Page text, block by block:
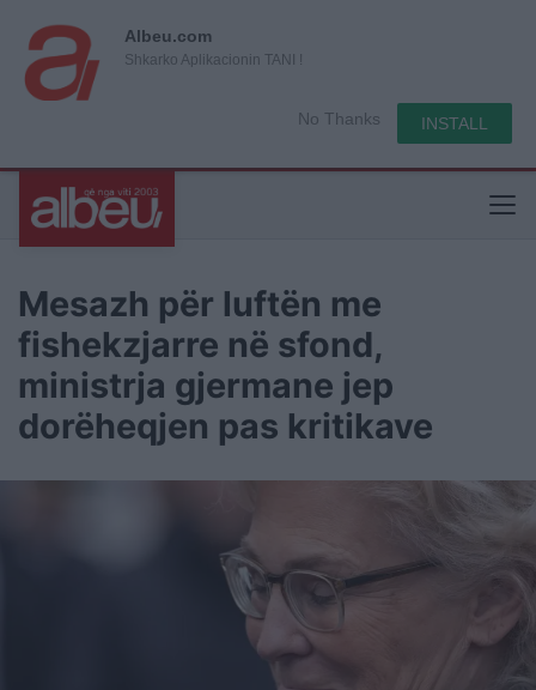
Albeu.com
Shkarko Aplikacionin TANI !
No Thanks INSTALL
Mesazh për luftën me
fishekzjarre në sfond,
ministrja gjermane jep
dorëheqjen pas kritikave